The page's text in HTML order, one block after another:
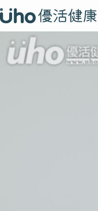
疫情保衛戰 再生醫學